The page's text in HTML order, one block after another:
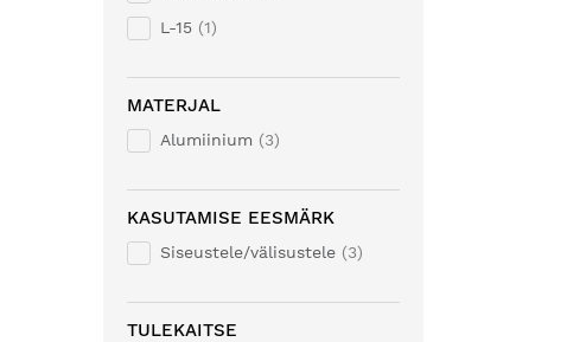
L-15
1
MATERJAL
Alumiinium 3
KASUTAMISE EESMÄRK
Siseustele/välisustele 3
TULEKAITSE